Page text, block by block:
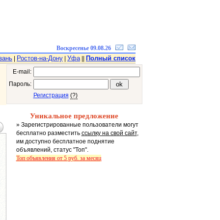
Воскресенье 09.08.26
Ростов-на-Дону Уфа|| Полный список
E-mail:
Пароль:
Регистрация (?)
Уникальное предложение
» Зарегистрированные пользователи могут
бесплатно разместить ссылку на свой сайт,
им доступно бесплатное поднятие
объявлений, статус "Топ".
Топ объявления от 5 руб. за месяц